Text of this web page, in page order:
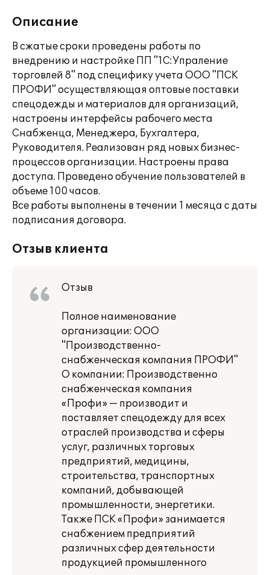
Описание
В сжатые сроки проведены работы по
внедрению и настройке ПП "1С:Упраление
торговлей 8" под специфику учета ООО "ПСК
ПРОФИ" осуществляющая оптовые поставки
спецодежды и материалов для организаций,
настроены интерфейсы рабочего места
Снабженца, Менеджера, Бухгалтера,
Руководителя. Реализован ряд новых бизнес-
процессов организации. Настроены права
доступа. Проведено обучение пользователей в
объеме 100 часов.
Все работы выполнены в течении 1 месяца с даты
подписания договора.
Отзыв клиента
Отзыв
Полное наименование
организации: ООО
"Производственно-
снабженческая компания ПРОФИ"
О компании: Производственно
снабженческая компания
«Профи» — производит и
поставляет спецодежду для всех
отраслей производства и сферы
услуг, различных торговых
предприятий, медицины,
строительства, транспортных
компаний, добывающей
промышленности, энергетики.
Также ПСК «Профи» занимается
снабжением предприятий
различных сфер деятельности
продукцией промышленного